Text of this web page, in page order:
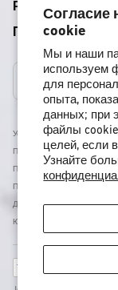
Согласие
cookie
Мы и наши
используем
для
опыта,
данных; при
файлы cookie
целей, если
Узнайте
Руководства
Программы
Условия Использования
Политика Доставки
Политика Возврата И
Политика
Доступность
Юридическая Информация
Способы
оплаты